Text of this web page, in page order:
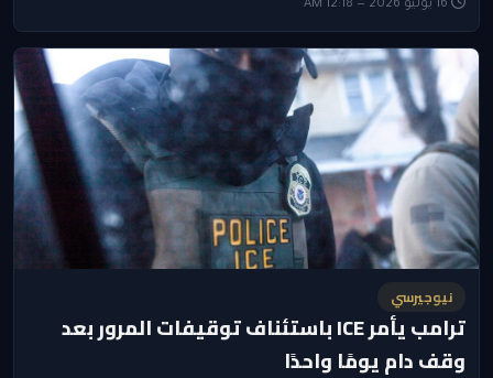
نيوجيرسي
ترامب يأمر ICE باستئناف توقيفات المرور بعد
وقف دام يومًا واحدًا